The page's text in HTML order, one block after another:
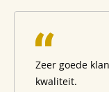
Zeer goede
kwaliteit.